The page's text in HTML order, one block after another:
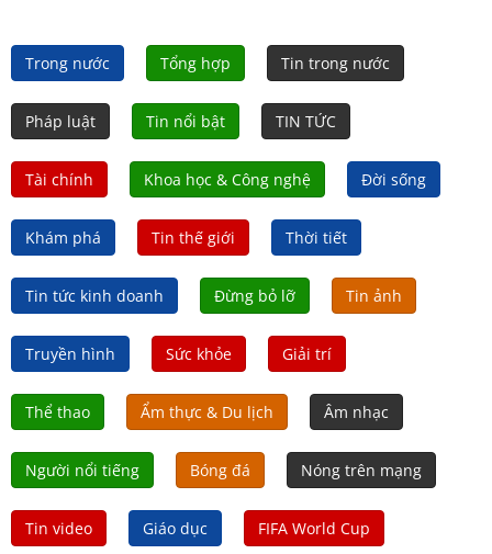
Trong nước Tổng hợp Tin trong nước
Pháp luật Tin nổi bật TIN TỨC
Tài chính Khoa học & Công nghệ Đời sống
Khám phá Tin thế giới Thời tiết
Tin tức kinh doanh Đừng bỏ lỡ Tin ảnh
Truyền hình Sức khỏe Giải trí
Thể thao Ẩm thực & Du lịch Âm nhạc
Người nổi tiếng Bóng đá Nóng trên mạng
Tin video Giáo dục FIFA World Cup